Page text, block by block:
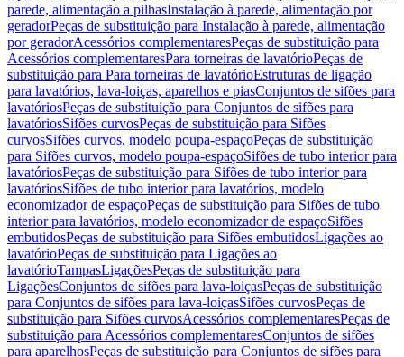
parede, alimentação a pilhasInstalação à parede, alimentação por
geradorPeças de substituição para Instalação à parede, alimentação
por geradorAcessórios complementaresPeças de substituição para
Acessórios complementaresPara torneiras de lavatórioPeças de
substituição para Para torneiras de lavatórioEstruturas de ligação
para lavatórios, lava-loiças, aparelhos e piasConjuntos de sifões para
lavatóriosPeças de substituição para Conjuntos de sifões para
lavatóriosSifões curvosPeças de substituição para Sifões
curvosSifões curvos, modelo poupa-espaçoPeças de substituição
para Sifões curvos, modelo poupa-espaçoSifões de tubo interior para
lavatóriosPeças de substituição para Sifões de tubo interior para
lavatóriosSifões de tubo interior para lavatórios, modelo
economizador de espaçoPeças de substituição para Sifões de tubo
interior para lavatórios, modelo economizador de espaçoSifões
embutidosPeças de substituição para Sifões embutidosLigações ao
lavatórioPeças de substituição para Ligações ao
lavatórioTampasLigaçõesPeças de substituição para
LigaçõesConjuntos de sifões para lava-loiçasPeças de substituição
para Conjuntos de sifões para lava-loiçasSifões curvosPeças de
substituição para Sifões curvosAcessórios complementaresPeças de
substituição para Acessórios complementaresConjuntos de sifões
para aparelhosPeças de substituição para Conjuntos de sifões para